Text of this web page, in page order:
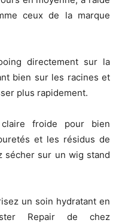
ceux de la marque
directement sur la
bien sur les racines et
plus rapidement.
claire froide pour bien
et les résidus de
sécher sur un wig stand
un soin hydratant en
Repair de chez